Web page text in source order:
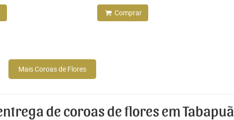
Comprar
Mais Coroas de Flores
de coroas de flores em Tabapuã